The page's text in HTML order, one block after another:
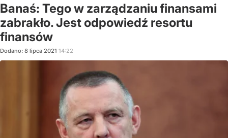
Banaś: Tego w zarządzaniu finansami
zabrakło. Jest odpowiedź resortu
finansów
Dodano: 8 lipca 2021 14:22